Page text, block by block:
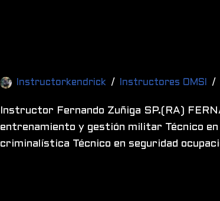
Instructorkendrick Instructores OMSI
Instructor Fernando Zuñiga SP.(RA)
entrenamiento y gestión militar Técnico
criminalística Técnico en seguridad